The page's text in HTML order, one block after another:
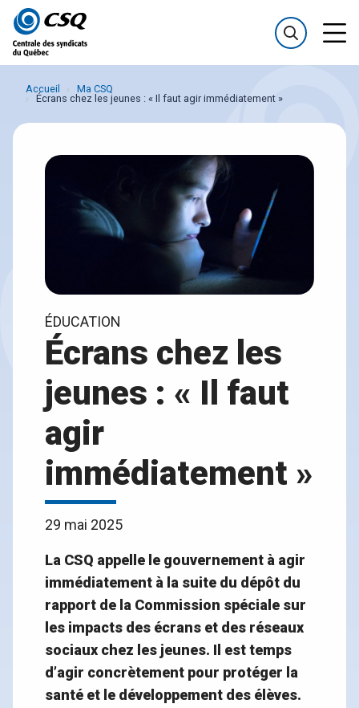
Passer
au
menu
Passer
au
contenu
Accueil
Ma CSQ
Écrans chez les jeunes : « Il faut agir immédiatement »
ÉDUCATION
Écrans chez les
jeunes : « Il faut
agir
immédiatement »
29 mai 2025
La CSQ appelle le gouvernement à agir
immédiatement à la suite du dépôt du
rapport de la Commission spéciale sur
les impacts des écrans et des réseaux
sociaux chez les jeunes. Il est temps
d’agir concrètement pour protéger la
santé et le développement des élèves.